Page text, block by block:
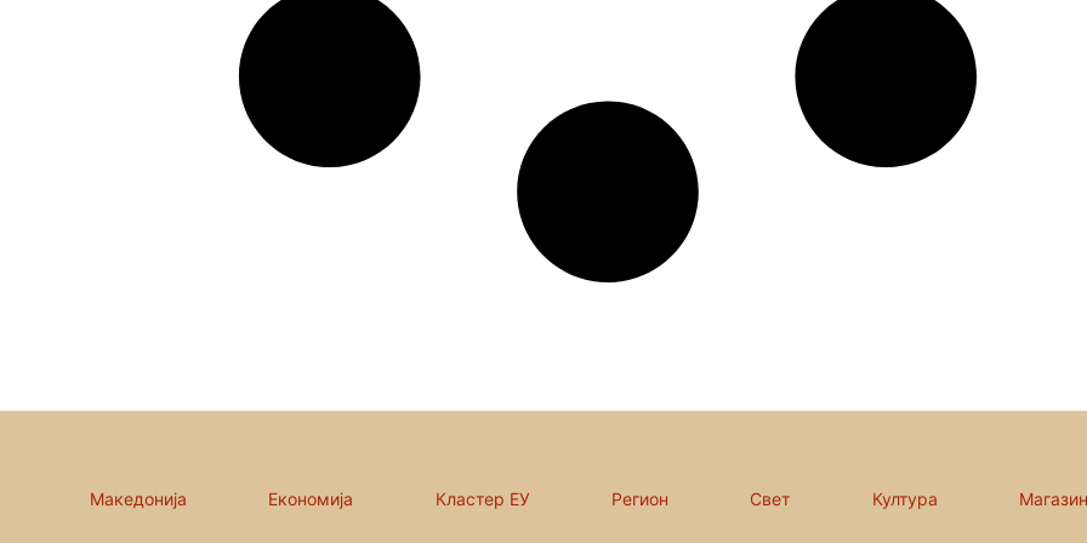
Македонија Економија Кластер ЕУ Регион Свет Култура Магазин